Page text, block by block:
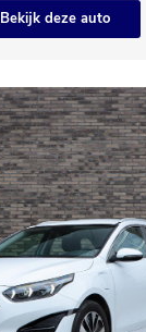
Bekijk deze auto